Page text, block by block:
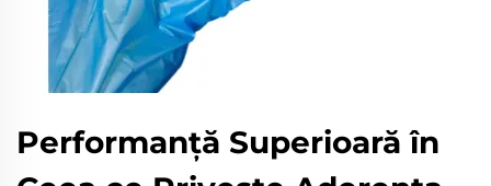
Performanță Superioară în